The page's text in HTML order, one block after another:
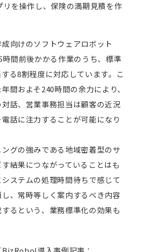
リを操作し、保険の満期見積を作
向けのソフトウェアロボット
間前後かかる作業のうち、標準
る8割程度に対応しています。こ
間およそ240時間の余力により、
話、営業事務担当は顧客の近況
話に注力することが可能になり
グの強みである地域密着型のサ
結果につながっていることはも
ステムの処理時間待ちで感じて
、常時等しく案内するべき内容
るという、業務標準化の効果も